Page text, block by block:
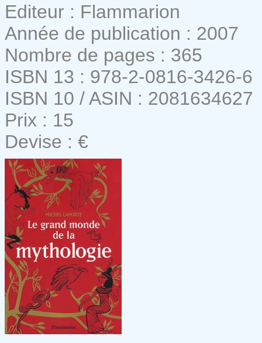
Editeur : Flammarion
Année de publication : 2007
Nombre de pages : 365
ISBN 13 : 978-2-0816-3426-6
ISBN 10 / ASIN : 2081634627
Prix : 15
Devise : €